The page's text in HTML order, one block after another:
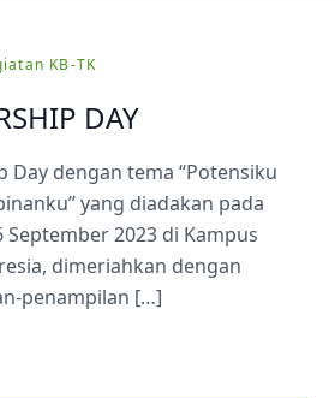
KB-TK
DAY
Day dengan tema “Potensiku
yang diadakan pada
September 2023 di Kampus
dimeriahkan dengan
penampilan […]